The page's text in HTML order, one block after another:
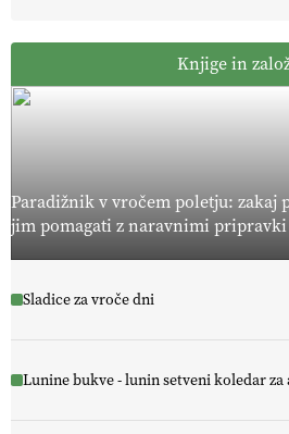
Knjige in
Paradižnik v vročem poletju: zakaj
jim pomagati z naravnimi pripravki
Sladice za vroče dni
Lunine bukve - lunin setveni koledar za